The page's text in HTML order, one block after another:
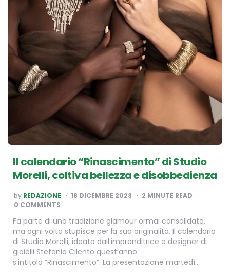
Il calendario “Rinascimento” di Studio
Morelli, coltiva bellezza e disobbedienza
POSTED
BY
by REDAZIONE 18 DICEMBRE 2023 2 MINUTE READ
0 COMMENTS
Fa parte di una tradizione glamour ormai consolidata,
ma ogni volta stupisce per la sua originalità. Il calendario
di Studio Morelli, ideato dall’imprenditrice e designer di
gioielli Stefania Cilento quest’anno
s’intitola “Rinascimento”. La presentazione martedì…